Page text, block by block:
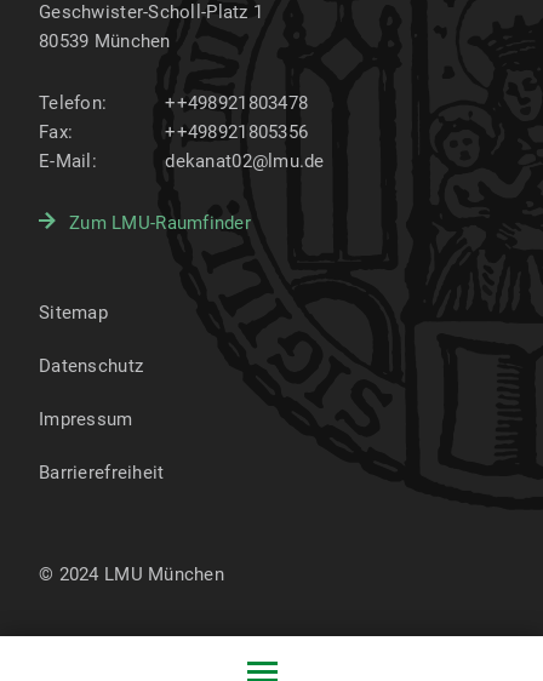
Geschwister-Scholl-Platz 1
80539 München
Telefon:
++498921803478
Fax:
++498921805356
E-Mail:
dekanat02@lmu.de
Zum LMU-Raumfinder
Sitemap
Datenschutz
Impressum
Barrierefreiheit
© 2024 LMU München